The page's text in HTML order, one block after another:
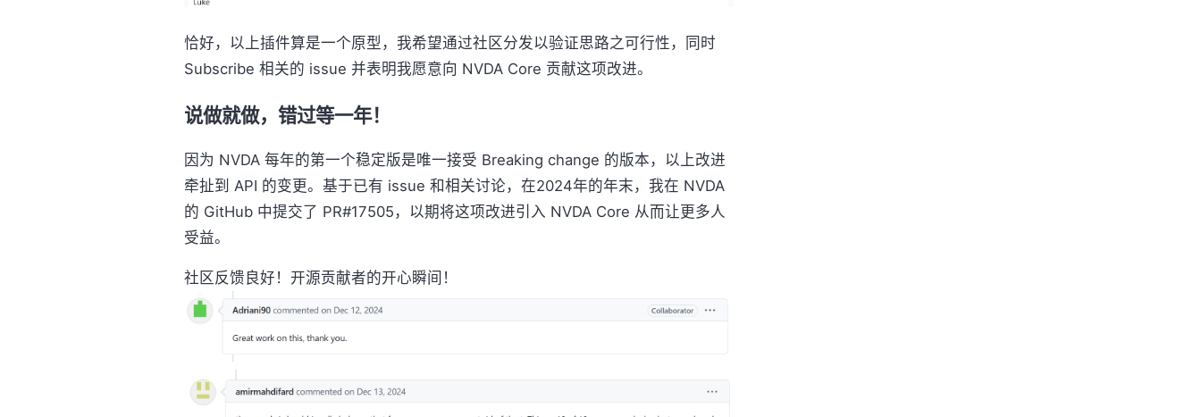
恰好，以上插件算是一个原型，我希望通过社区分发以验证思路之可行性，同时
Subscribe 相关的 issue 并表明我愿意向 NVDA Core 贡献这项改进。
说做就做，错过等一年！
因为 NVDA 每年的第一个稳定版是唯一接受 Breaking change 的版本，以上改进
牵扯到 API 的变更。基于已有 issue 和相关讨论，在2024年的年末，我在 NVDA
的 GitHub 中提交了 PR#17505，以期将这项改进引入 NVDA Core 从而让更多人
受益。
社区反馈良好！开源贡献者的开心瞬间！